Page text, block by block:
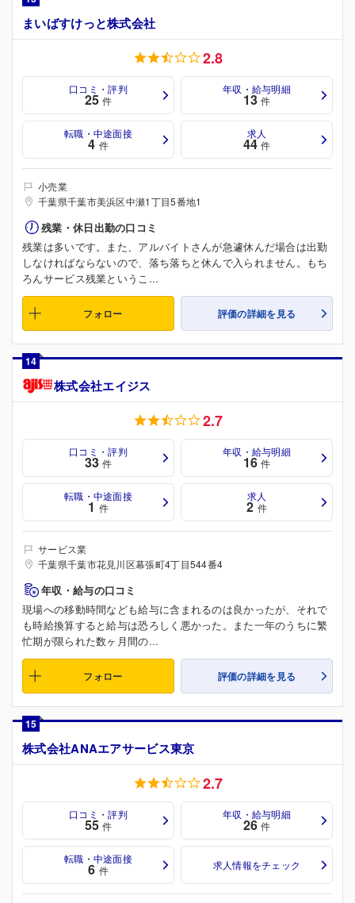
まいばすけっと株式会社
2.8
口コミ・評判
25 件
年収・給与明細
13 件
転職・中途面接
4 件
求人
44 件
小売業
千葉県千葉市美浜区中瀬1丁目5番地1
残業・休日出勤の口コミ
残業は多いです。また、アルバイトさんが急遽休んだ場合は出勤
しなければならないので、落ち落ちと休んで入られません。もち
ろんサービス残業というこ...
フォロー 評価の詳細を見る
14
株式会社エイジス
2.7
口コミ・評判
33 件
年収・給与明細
16 件
転職・中途面接
1 件
求人
2 件
サービス業
千葉県千葉市花見川区幕張町4丁目544番4
年収・給与の口コミ
現場への移動時間なども給与に含まれるのは良かったが、それで
も時給換算すると給与は恐ろしく悪かった。また一年のうちに繁
忙期が限られた数ヶ月間の...
フォロー 評価の詳細を見る
15
株式会社ANAエアサービス東京
2.7
口コミ・評判
55 件
年収・給与明細
26 件
転職・中途面接
6 件 求人情報をチェック